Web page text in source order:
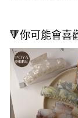
🔻你可能會喜